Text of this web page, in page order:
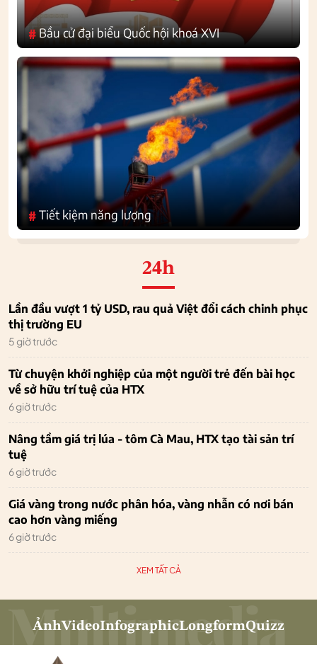
#Bầu cử đại biểu Quốc hội khoá XVI
#Tiết kiệm năng lượng
24h
Lần đầu vượt 1 tỷ USD, rau quả Việt đổi cách chinh phục
thị trường EU
5 giờ trước
Từ chuyện khởi nghiệp của một người trẻ đến bài học
về sở hữu trí tuệ của HTX
6 giờ trước
Nâng tầm giá trị lúa - tôm Cà Mau, HTX tạo tài sản trí
tuệ
6 giờ trước
Giá vàng trong nước phân hóa, vàng nhẫn có nơi bán
cao hơn vàng miếng
6 giờ trước
XEM TẤT CẢ
ẢnhVideoInfographicLongformQuizz